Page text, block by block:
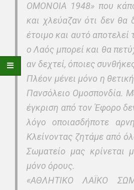
ΟΜΟΝΟΙΑ 1948» που
και χλεύαζαν ότι δεν θα
έτοιμο και αυτό αποτελεί
ο Λαός μπορεί και θα
αν δεχτεί, όποιες
Πλέον μένει μόνο η
Πανσόλειο Ομοσπονδία.
έγκριση από τον Έφορο
λόγο οποιασδήποτε
Κλείνοντας ζητάμε από
Σωματείο μας κρίνεται
μόνο όρους.
«ΑΘΛΗΤΙΚΟ ΛΑΪΚΟ